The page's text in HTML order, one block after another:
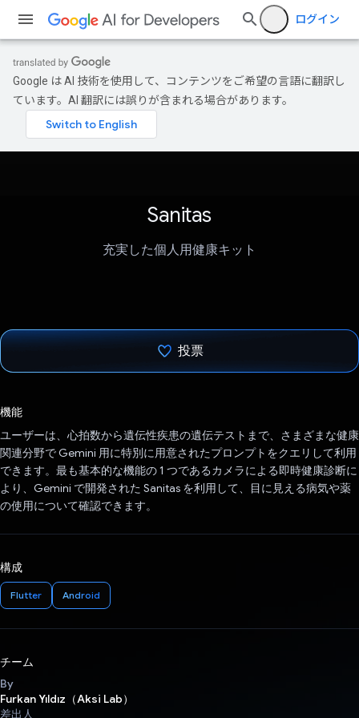
ログイン
Google は AI 技術を使用して、コンテンツをご希望の言語に翻訳し
ています。AI 翻訳には誤りが含まれる場合があります。
Sanitas
充実した個人用健康キット
投票
機能
ユーザーは、心拍数から遺伝性疾患の遺伝テストまで、さまざまな健康
関連分野で Gemini 用に特別に用意されたプロンプトをクエリして利用
できます。最も基本的な機能の 1 つであるカメラによる即時健康診断に
より、Gemini で開発された Sanitas を利用して、目に見える病気や薬
の使用について確認できます。
構成
Flutter Android
チーム
By
Furkan Yıldız（Aksi Lab）
差出人